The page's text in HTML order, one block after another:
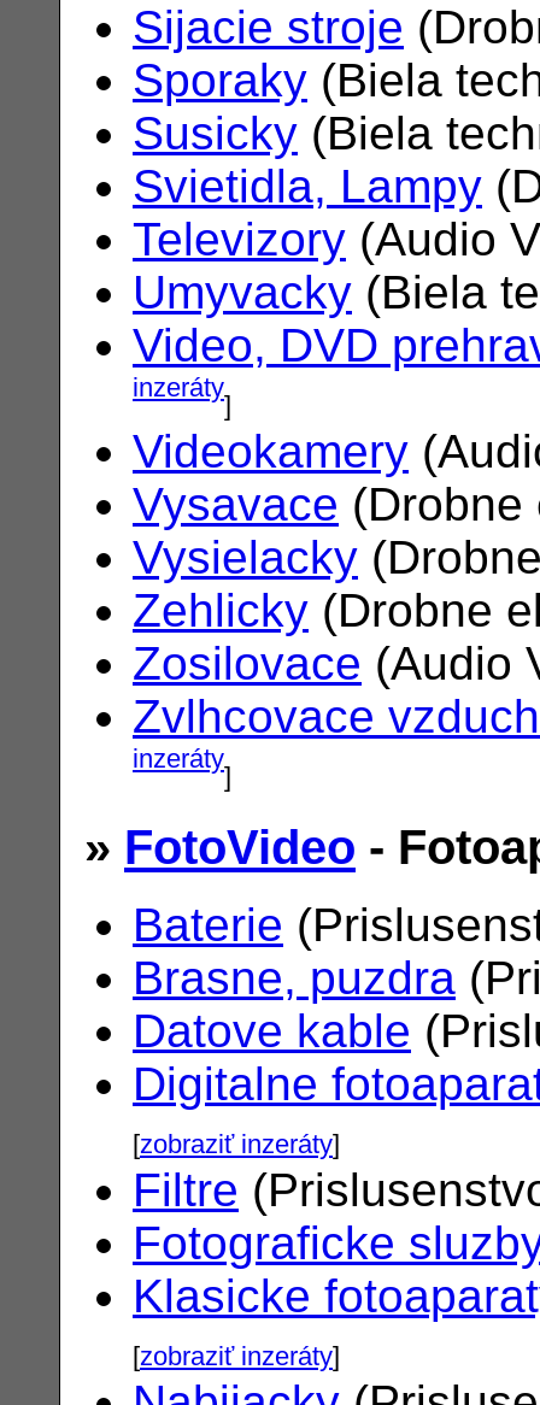
Sijacie stroje
Sporaky (Biela
Susicky (Biela
Svietidla, Lampy
Televizory (Audio
Umyvacky (Biela
Video, DVD
inzeráty]
Videokamery
Vysavace
Vysielacky
Zehlicky (Drobne
Zosilovace (Audio
Zvlhcovace
inzeráty]
» FotoVideo -
Baterie
Brasne, puzdra
Datove kable
Digitalne
[zobraziť inzeráty]
Filtre
Fotograficke
Klasicke
[zobraziť inzeráty]